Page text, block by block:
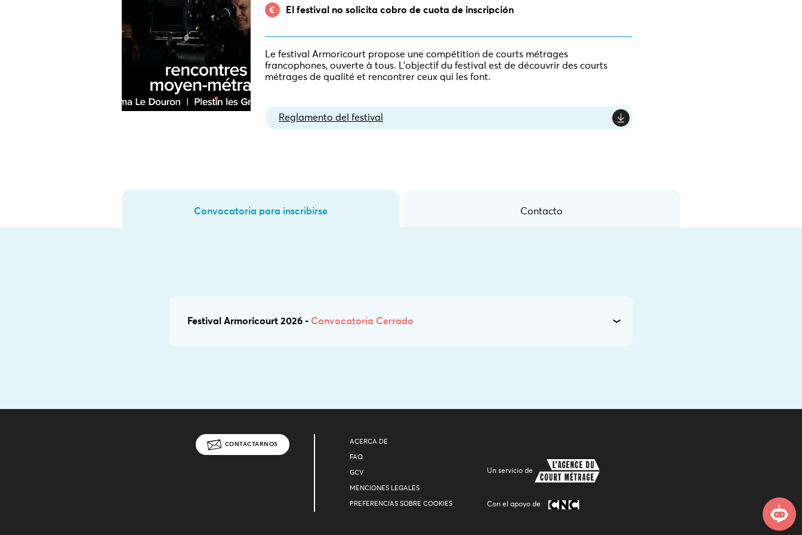
El festival no solicita cobro de cuota de inscripción
Le festival Armoricourt propose une compétition de courts métrages
francophones, ouverte à tous. L'objectif du festival est de découvrir des courts
métrages de qualité et rencontrer ceux qui les font.
Reglamento del festival
Convocatoria para inscribirse Contacto
Festival Armoricourt 2026 - Convocatoria Cerrado
CONTACTARNOS ACERCA DE
FAQ
GCV
MENCIONES LEGALES
PREFERENCIAS SOBRE COOKIES
Un servicio de
Con el apoyo de